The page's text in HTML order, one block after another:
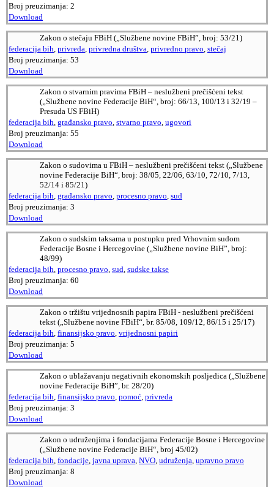
Broj preuzimanja: 2
Download
Zakon o stečaju FBiH („Službene novine FBiH”, broj: 53/21)
federacija bih, privreda, privredna društva, privredno pravo, stečaj
Broj preuzimanja: 53
Download
Zakon o stvarnim pravima FBiH – neslužbeni prečišćeni tekst
(„Službene novine Federacije BiH“, broj: 66/13, 100/13 i 32/19 –
Presuda US FBiH)
federacija bih, građansko pravo, stvarno pravo, ugovori
Broj preuzimanja: 55
Download
Zakon o sudovima u FBiH – neslužbeni prečišćeni tekst („Službene
novine Federacije BiH“, broj: 38/05, 22/06, 63/10, 72/10, 7/13,
52/14 i 85/21)
federacija bih, građansko pravo, procesno pravo, sud
Broj preuzimanja: 3
Download
Zakon o sudskim taksama u postupku pred Vrhovnim sudom
Federacije Bosne i Hercegovine („Službene novine BiH”, broj:
48/99)
federacija bih, procesno pravo, sud, sudske takse
Broj preuzimanja: 60
Download
Zakon o tržištu vrijednosnih papira FBiH - neslužbeni prečišćeni
tekst („Službene novine FBiH“, br. 85/08, 109/12, 86/15 i 25/17)
federacija bih, finansijsko pravo, vrijednosni papiri
Broj preuzimanja: 5
Download
Zakon o ublažavanju negativnih ekonomskih posljedica („Službene
novine Federacije BiH”, br. 28/20)
federacija bih, finansijsko pravo, pomoć, privreda
Broj preuzimanja: 3
Download
Zakon o udruženjima i fondacijama Federacije Bosne i Hercegovine
(„Službene novine Federacije BiH“, broj 45/02)
federacija bih, fondacije, javna uprava, NVO, udruženja, upravno pravo
Broj preuzimanja: 8
Download